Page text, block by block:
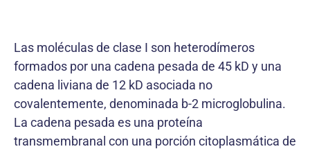
Las moléculas de clase I son heterodímeros
formados por una cadena pesada de 45 kD y una
cadena liviana de 12 kD asociada no
covalentemente, denominada b-2 microglobulina.
La cadena pesada es una proteína
transmembranal con una porción citoplasmática de